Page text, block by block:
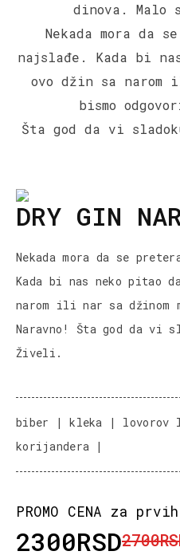
dinova. Malo
Nekada mora da
najslađe. Kada bi
ovo džin sa narom
bismo
Šta god da vi
DRY GIN
Nekada mora da se
Kada bi nas neko pitao
narom ili nar sa džinom
Naravno! Šta god da vi
Živeli.
biber | kleka | lovorov
korijandera |
PROMO CENA za
2300RSD